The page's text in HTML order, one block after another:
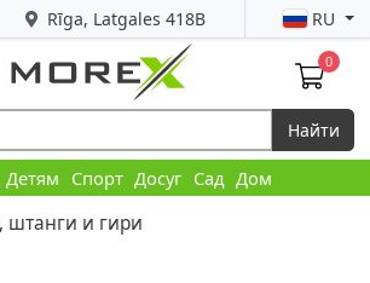
Rīga, Latgales 418B RU
0
Найти
Детям Спорт Досуг Сад Дом
штанги и гири